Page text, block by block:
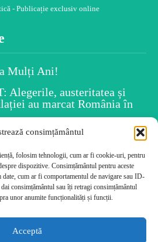
consimțământul
folosim tehnologii, cum ar fi cookie-uri, pentru
dispozitive. Consimțământul pentru aceste
date, cum ar fi comportamentul de navigare sau ID-
consimțământul sau îți retragi consimțământul
unor anumite funcționalități și funcții.
Acceptă
- Publicație exclusiv online
Mulți Ani!
Alegerile, austeritatea și
au marcat România în
în fiecare dintre noi
după ce le-ai întâlnit?
caracteristicile tale!
Mulți Ani!